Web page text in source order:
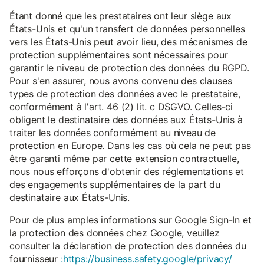
Étant donné que les prestataires ont leur siège aux
États-Unis et qu'un transfert de données personnelles
vers les États-Unis peut avoir lieu, des mécanismes de
protection supplémentaires sont nécessaires pour
garantir le niveau de protection des données du RGPD.
Pour s'en assurer, nous avons convenu des clauses
types de protection des données avec le prestataire,
conformément à l'art. 46 (2) lit. c DSGVO. Celles-ci
obligent le destinataire des données aux États-Unis à
traiter les données conformément au niveau de
protection en Europe. Dans les cas où cela ne peut pas
être garanti même par cette extension contractuelle,
nous nous efforçons d'obtenir des réglementations et
des engagements supplémentaires de la part du
destinataire aux États-Unis.
Pour de plus amples informations sur Google Sign-In et
la protection des données chez Google, veuillez
consulter la déclaration de protection des données du
fournisseur :https://business.safety.google/privacy/